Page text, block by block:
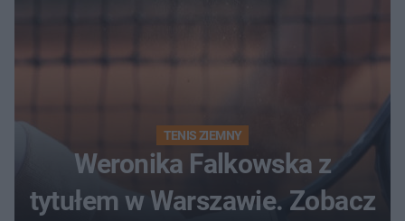
TENIS ZIEMNY
Weronika Falkowska z
tytułem w Warszawie. Zobacz